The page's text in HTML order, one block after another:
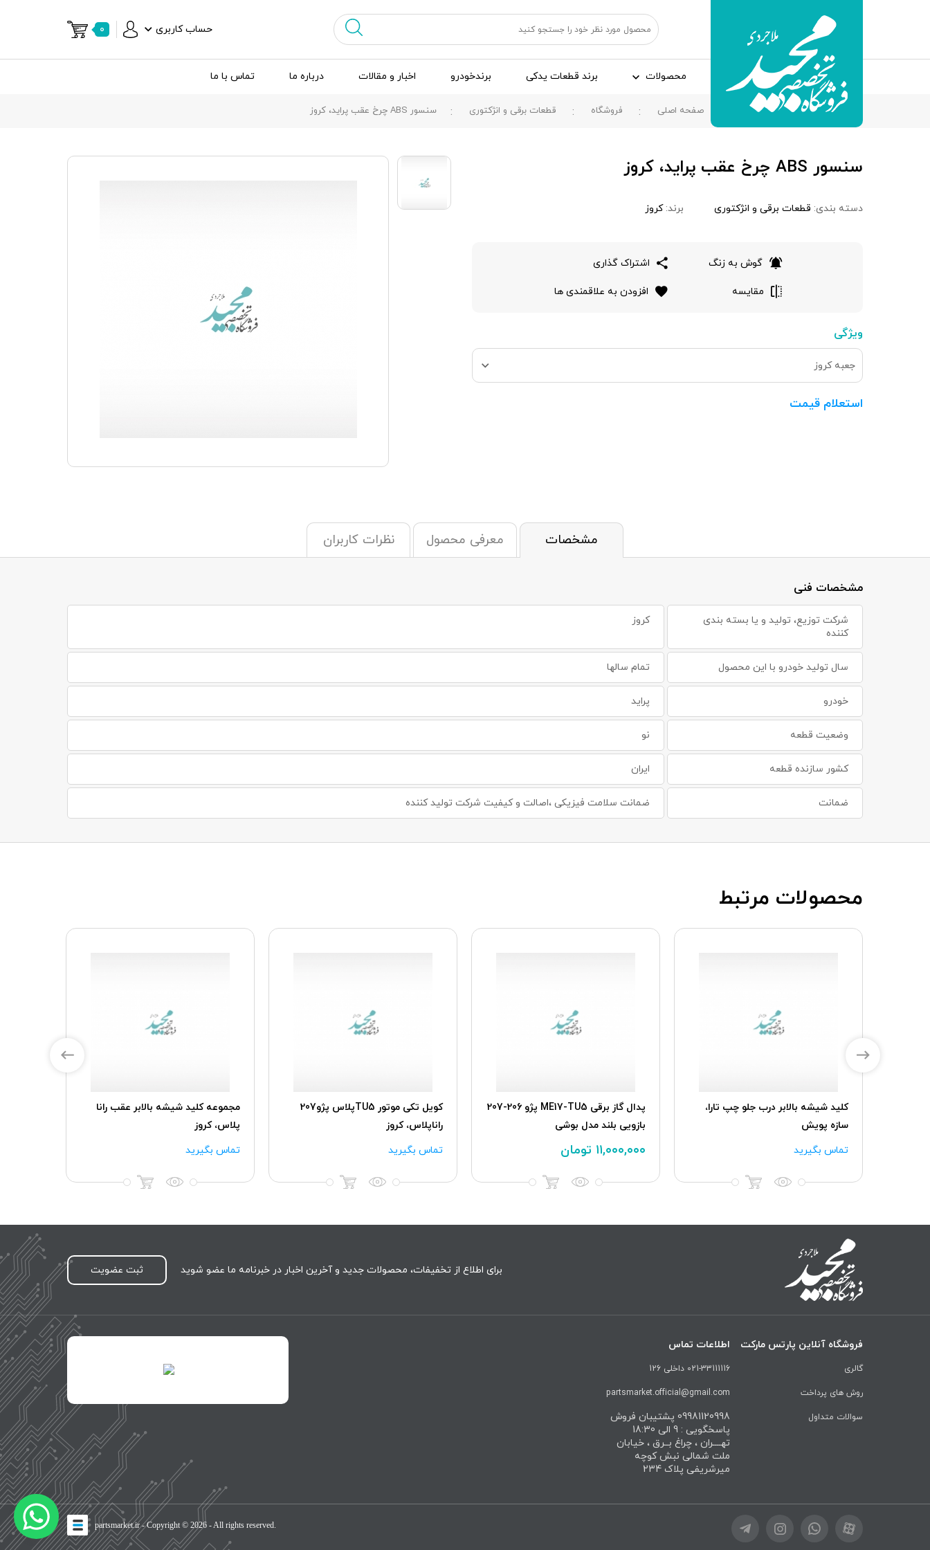
حساب کاربری ۰
محصولات برند قطعات یدکی برندخودرو اخبار و مقالات درباره ما تماس با ما
صفحه اصلی فروشگاه قطعات برقی و انژکتوری سنسور ABS چرخ عقب پرايد، کروز
سنسور ABS چرخ عقب پرايد، کروز
دسته بندی: قطعات برقی و انژکتوری برند:کروز
گوش به زنگ اشتراک گذاری
مقایسه افزودن به علاقمندی ها
ویژگی
جعبه کروز
استعلام قیمت
مشخصات معرفی محصول نظرات کاربران
مشخصات فنی
شرکت توزیع، تولید و یا بسته بندی
کننده
کروز
سال تولید خودرو با این محصول تمام سالها
خودرو پراید
وضعیت قطعه نو
کشور سازنده قطعه ایران
ضمانت ضمانت سلامت فیزیکی ،اصالت و کیفیت شرکت تولید کننده
محصولات مرتبط
کلید شیشه بالابر درب جلو چپ تارا،
سازه پویش
تماس بگیرید
پدال گاز برقی ME17-TU5 پژو 206-207
بازویی بلند مدل بوشی
۱۱,۰۰۰,۰۰۰ تومان
کويل تکی موتور TU5پلاس پژو207
راناپلاس، کروز
تماس بگیرید
مجموعه کلید شیشه بالابر عقب رانا
پلاس، کروز
تماس بگیرید
برای اطلاع از تخفیفات، محصولات جدید و آخرین اخبار در خبرنامه ما عضو شوید ثبت عضویت
فروشگاه آنلاین پارتس مارکت
گالری
روش های پرداخت
سوالات متداول
اطلاعات تماس
021-33111116 داخلی 126
partsmarket.official@gmail.com
09981120998 پشتیبان فروش
پاسخگویی : 9 الی 18:30
تهــــران ، چراغ بــرق ، خیابان
ملت شمالی نبش کوچه
میرشریفی پلاک 234
طراحی
سایت
partsmarket.ir- Copyright © 2026 - All rights reserved.